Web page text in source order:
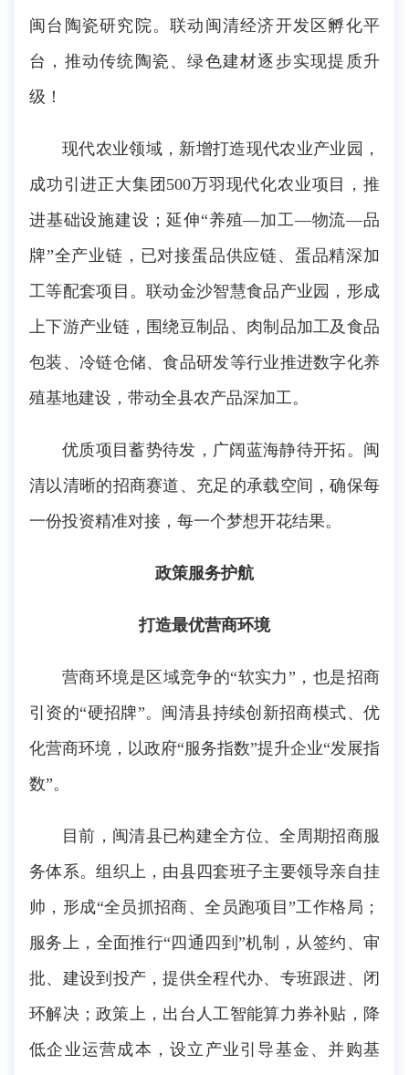
闽台陶瓷研究院。联动闽清经济开发区孵化平
台，推动传统陶瓷、绿色建材逐步实现提质升
级！
现代农业领域，新增打造现代农业产业园，
成功引进正大集团500万羽现代化农业项目，推
进基础设施建设；延伸“养殖―加工―物流―品
牌”全产业链，已对接蛋品供应链、蛋品精深加
工等配套项目。联动金沙智慧食品产业园，形成
上下游产业链，围绕豆制品、肉制品加工及食品
包装、冷链仓储、食品研发等行业推进数字化养
殖基地建设，带动全县农产品深加工。
优质项目蓄势待发，广阔蓝海静待开拓。闽
清以清晰的招商赛道、充足的承载空间，确保每
一份投资精准对接，每一个梦想开花结果。
政策服务护航
打造最优营商环境
营商环境是区域竞争的“软实力”，也是招商
引资的“硬招牌”。闽清县持续创新招商模式、优
化营商环境，以政府“服务指数”提升企业“发展指
数”。
目前，闽清县已构建全方位、全周期招商服
务体系。组织上，由县四套班子主要领导亲自挂
帅，形成“全员抓招商、全员跑项目”工作格局；
服务上，全面推行“四通四到”机制，从签约、审
批、建设到投产，提供全程代办、专班跟进、闭
环解决；政策上，出台人工智能算力券补贴，降
低企业运营成本，设立产业引导基金、并购基